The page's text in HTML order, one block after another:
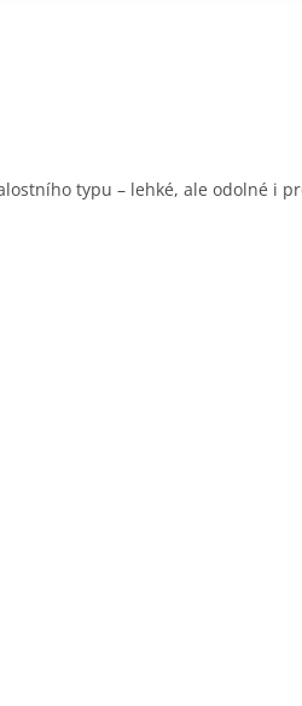
typu – lehké, ale odolné i